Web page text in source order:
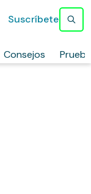
Consejos
Suscríbete